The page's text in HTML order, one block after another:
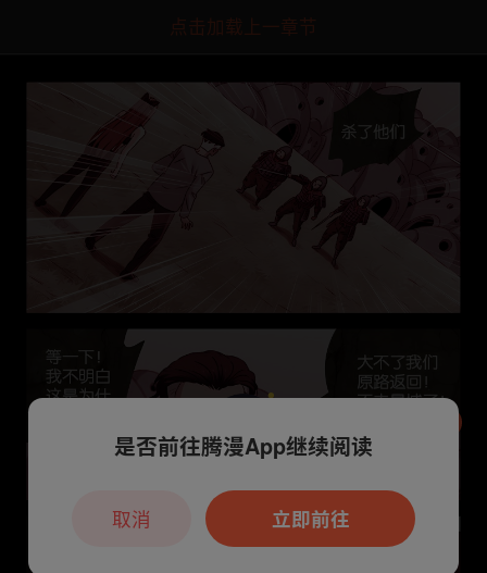
点击加载上一章节
本章节仅支持App阅读，可打开App新用
户7天免费看
是否前往腾漫App继续阅读
立即前往
取消